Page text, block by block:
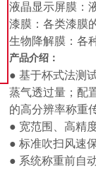
液晶显示屏膜：
漆膜：各类漆膜
生物降解膜：各
产品介绍：
● 基于杯式法测
蒸气透过量；配
的高分辨率称重
● 宽范围、高精
● 标准吹扫风速
● 系统称重前自